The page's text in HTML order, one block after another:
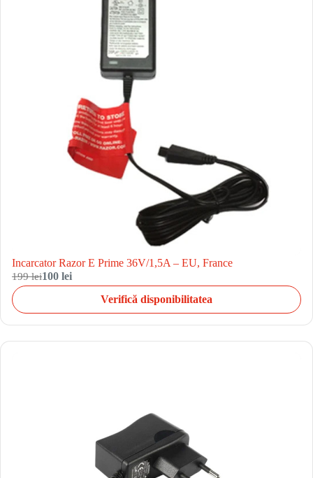
Incarcator Razor E Prime 36V/1,5A – EU, France
199 lei100 lei
Verifică disponibilitatea